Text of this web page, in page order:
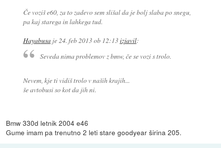
Če voziš e60, za to zadevo sem slišal da je bolj slaba po snegu,
pa kaj starega in lahkega tud.
Hayabusaje 24. feb 2013 ob 12:13izjavil:
Seveda nima problemov z bmw, če se vozi s trolo.
Nevem, kje ti vidiš trolo v naših krajih...
še avtobusi so kot da jih ni.
Bmw 330d letnik 2004 e46
Gume imam pa trenutno 2 leti stare goodyear širina 205.